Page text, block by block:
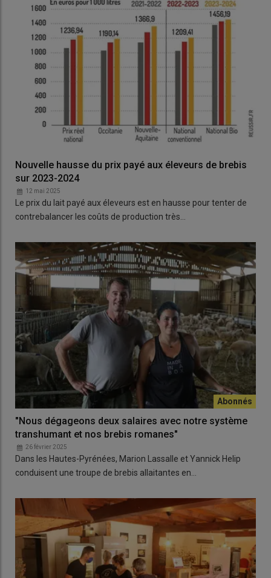
Nouvelle hausse du prix payé aux éleveurs de brebis
sur 2023-2024
12 mai 2025
Le prix du lait payé aux éleveurs est en hausse pour tenter de
contrebalancer les coûts de production très…
"Nous dégageons deux salaires avec notre système
transhumant et nos brebis romanes"
26 février 2025
Dans les Hautes-Pyrénées, Marion Lassalle et Yannick Helip
conduisent une troupe de brebis allaitantes en…